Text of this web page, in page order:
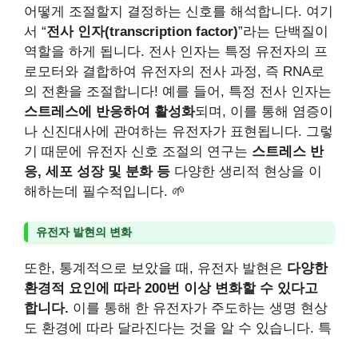
어떻게 조절할지 결정하는 신호를 해석합니다. 여기
서 “전사 인자(transcription factor)”라는 단백질이
역할을 하게 됩니다. 전사 인자는 특정 유전자의 프
로모터와 결합하여 유전자의 전사 과정, 즉 RNA로
의 전환을 조절합니다! 예를 들어, 특정 전사 인자는
스트레스에 반응하여 활성화되며, 이를 통해 염증이
나 신진대사에 관여하는 유전자가 표현됩니다. 그렇
기 때문에 유전자 신호 조절의 연구는 스트레스 반
응, 세포 성장 및 분화 등 다양한 생리적 현상을 이
해하는데 필수적입니다. 🌱
유전자 발현의 변화
또한, 통계적으로 보았을 때, 유전자 발현은 다양한
환경적 요인에 따라 200번 이상 변화할 수 있다고
합니다. 이를 통해 한 유전자가 주도하는 생명 현상
도 환경에 따라 달라진다는 것을 알 수 있습니다. 특